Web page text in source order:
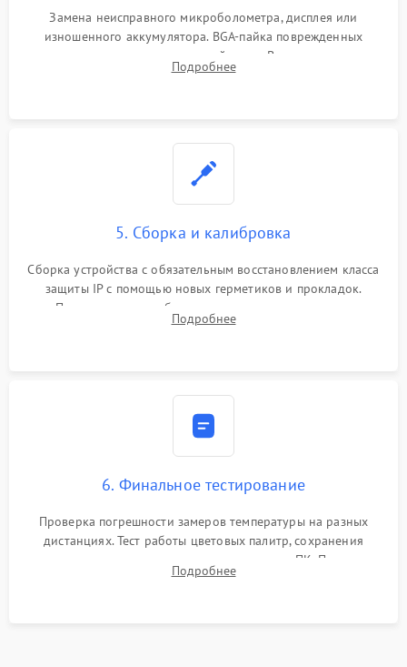
Замена неисправного микроболометра, дисплея или
изношенного аккумулятора. BGA-пайка поврежденных
контроллеров на материнской плате. Восстановление
разъемов и кнопок, замена поврежденных элементов
Подробнее
5. Сборка и калибровка
Сборка устройства с обязательным восстановлением класса
защиты IP с помощью новых герметиков и прокладок.
Программная калибровка матрицы по эталонному
абсолютно черному телу для точного измерения температур.
Подробнее
6. Финальное тестирование
Проверка погрешности замеров температуры на разных
дистанциях. Тест работы цветовых палитр, сохранения
термограмм в память и передачи данных на ПК. Проверка
автономности работы и итоговый контроль качества.
Подробнее